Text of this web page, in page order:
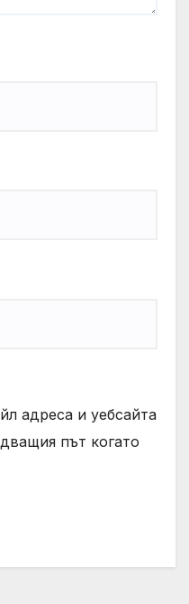
адреса и уебсайта
път когато